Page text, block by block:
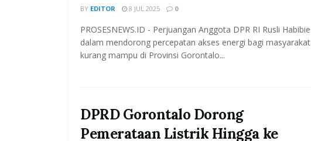
BY EDITOR 8 JUL 2025 0
PROSESNEWS.ID - Perjuangan Anggota DPR RI Rusli Habibie
dalam mendorong percepatan akses energi bagi masyarakat
kurang mampu di Provinsi Gorontalo...
DPRD Gorontalo Dorong
Pemerataan Listrik Hingga ke